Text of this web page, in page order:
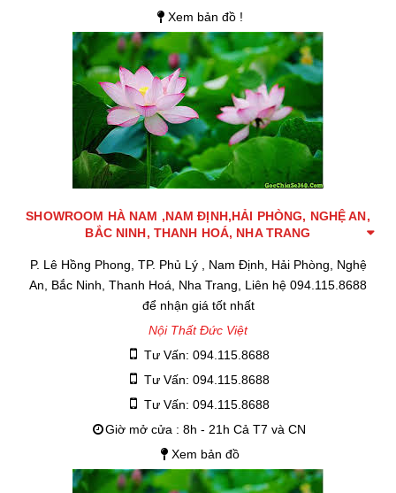
Xem bản đồ !
SHOWROOM HÀ NAM ,NAM ĐỊNH,HẢI PHÒNG, NGHỆ AN,
BẮC NINH, THANH HOÁ, NHA TRANG
P. Lê Hồng Phong, TP. Phủ Lý , Nam Định, Hải Phòng, Nghệ
An, Bắc Ninh, Thanh Hoá, Nha Trang, Liên hệ 094.115.8688
để nhận giá tốt nhất
Nội Thất Đức Việt
Tư Vấn: 094.115.8688
Tư Vấn: 094.115.8688
Tư Vấn: 094.115.8688
Giờ mở cửa : 8h - 21h Cả T7 và CN
Xem bản đồ